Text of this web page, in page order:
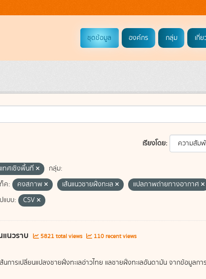
ชุดข้อมูล องค์กร กลุ่ม เกี่
เรียงโดย
ทศเชิงพื้นที่
กลุ่ม:
ค: คงสภาพ เส้นแนวชายฝั่งทะเล แปลภาพถ่ายทางอากาศ
แบบ: CSV
นวราบ 5821 total views 110 recent views
การเปลี่ยนแปลงชายฝั่งทะเลอ่าวไทย แลชายฝั่งทะเลอันดามัน จากข้อมูลก